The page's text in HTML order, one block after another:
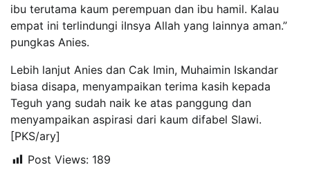
ibu terutama kaum perempuan dan ibu hamil. Kalau
empat ini terlindungi iInsya Allah yang lainnya aman.”
pungkas Anies.
Lebih lanjut Anies dan Cak Imin, Muhaimin Iskandar
biasa disapa, menyampaikan terima kasih kepada
Teguh yang sudah naik ke atas panggung dan
menyampaikan aspirasi dari kaum difabel Slawi.
[PKS/ary]
Post Views: 189